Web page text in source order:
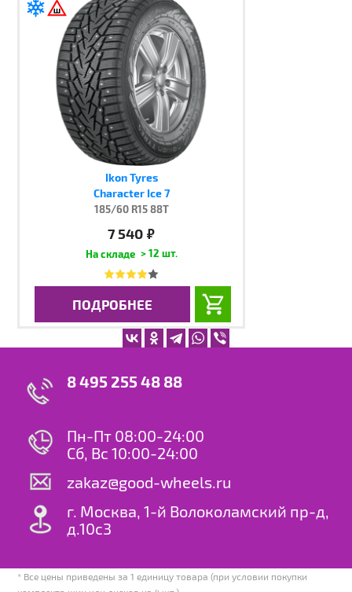
Ikon Tyres
Character Ice 7
185/60 R15 88T
7 540 руб.
> 12 шт.
ПОДРОБНЕЕ
8 495 255 48 88
Пн-Пт 08:00-24:00
Сб, Вс 10:00-24:00
zakaz@good-wheels.ru
г. Москва, 1-й Волоколамский пр-д,
д.10с3
* Все цены приведены за 1 единицу товара (при условии покупки